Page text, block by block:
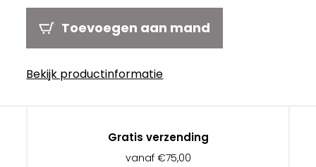
Toevoegen aan mand
Bekijk productinformatie
Gratis verzending
vanaf €75,00